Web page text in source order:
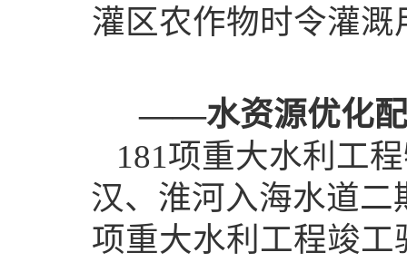
灌区农作物时令灌
——水资源优化配
181项重大水利工
汉、淮河入海水道
项重大水利工程竣